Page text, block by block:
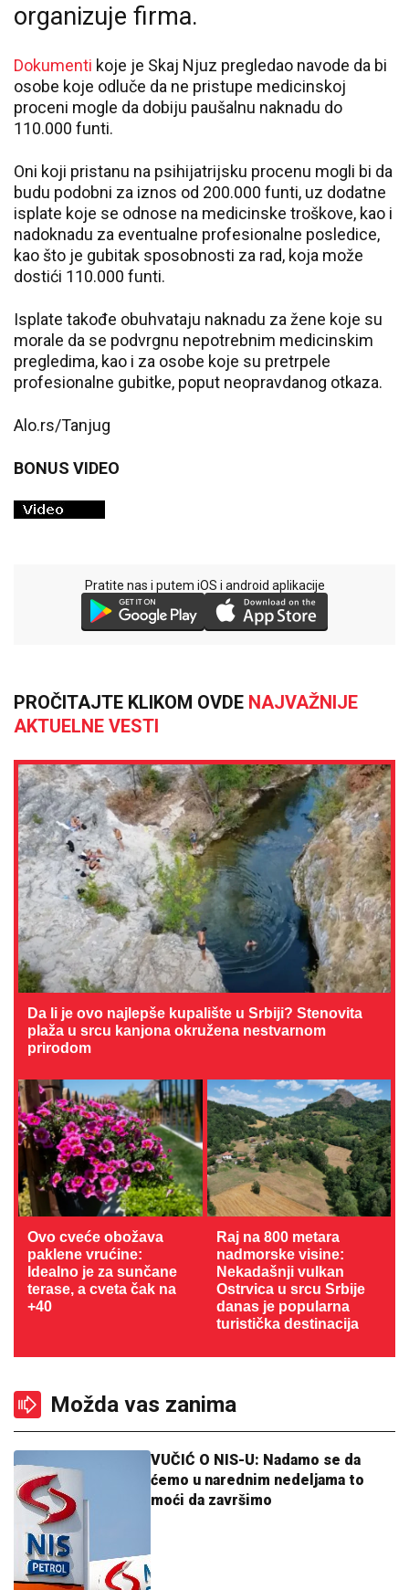
organizuje firma.
Dokumenti koje je Skaj Njuz pregledao navode da bi
osobe koje odluče da ne pristupe medicinskoj
proceni mogle da dobiju paušalnu naknadu do
110.000 funti.
Oni koji pristanu na psihijatrijsku procenu mogli bi da
budu podobni za iznos od 200.000 funti, uz dodatne
isplate koje se odnose na medicinske troškove, kao i
nadoknadu za eventualne profesionalne posledice,
kao što je gubitak sposobnosti za rad, koja može
dostići 110.000 funti.
Isplate takođe obuhvataju naknadu za žene koje su
morale da se podvrgnu nepotrebnim medicinskim
pregledima, kao i za osobe koje su pretrpele
profesionalne gubitke, poput neopravdanog otkaza.
Alo.rs/Tanjug
BONUS VIDEO
Pratite nas i putem iOS i android aplikacije
PROČITAJTE KLIKOM OVDE NAJVAŽNIJE
AKTUELNE VESTI
Da li je ovo najlepše kupalište u Srbiji? Stenovita
plaža u srcu kanjona okružena nestvarnom
prirodom
Ovo cveće obožava
paklene vrućine:
Idealno je za sunčane
terase, a cveta čak na
+40
Raj na 800 metara
nadmorske visine:
Nekadašnji vulkan
Ostrvica u srcu Srbije
danas je popularna
turistička destinacija
Možda vas zanima
VUČIĆ O NIS-U: Nadamo se da
ćemo u narednim nedeljama to
moći da završimo